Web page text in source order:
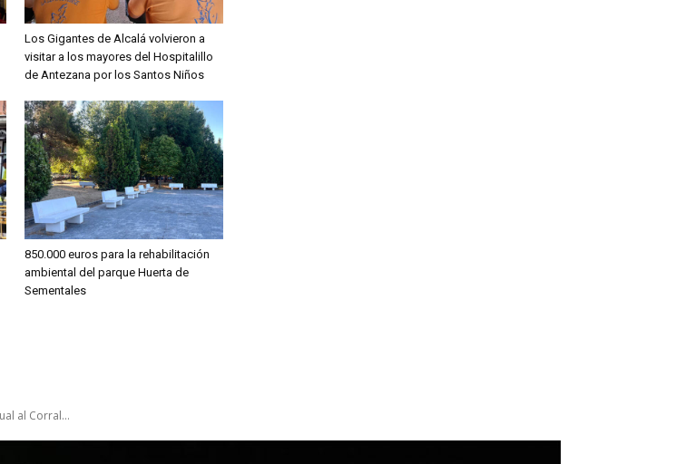
Los Gigantes de Alcalá volvieron a
visitar a los mayores del Hospitalillo
de Antezana por los Santos Niños
850.000 euros para la rehabilitación
ambiental del parque Huerta de
Sementales